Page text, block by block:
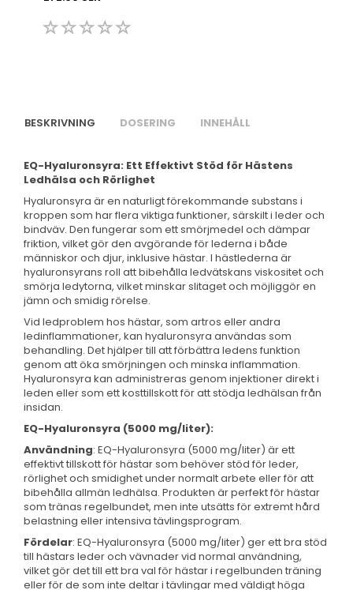
BESKRIVNING DOSERING INNEHÅLL
EQ-Hyaluronsyra: Ett Effektivt Stöd för Hästens
Ledhälsa och Rörlighet
Hyaluronsyra är en naturligt förekommande substans i
kroppen som har flera viktiga funktioner, särskilt i leder och
bindväv. Den fungerar som ett smörjmedel och dämpar
friktion, vilket gör den avgörande för lederna i både
människor och djur, inklusive hästar. I hästlederna är
hyaluronsyrans roll att bibehålla ledvätskans viskositet och
smörja ledytorna, vilket minskar slitaget och möjliggör en
jämn och smidig rörelse.
Vid ledproblem hos hästar, som artros eller andra
ledinflammationer, kan hyaluronsyra användas som
behandling. Det hjälper till att förbättra ledens funktion
genom att öka smörjningen och minska inflammation.
Hyaluronsyra kan administreras genom injektioner direkt i
leden eller som ett kosttillskott för att stödja ledhälsan från
insidan.
EQ-Hyaluronsyra (5000 mg/liter):
Användning: EQ-Hyaluronsyra (5000 mg/liter) är ett
effektivt tillskott för hästar som behöver stöd för leder,
rörlighet och smidighet under normalt arbete eller för att
bibehålla allmän ledhälsa. Produkten är perfekt för hästar
som tränas regelbundet, men inte utsätts för extremt hård
belastning eller intensiva tävlingsprogram.
Fördelar: EQ-Hyaluronsyra (5000 mg/liter) ger ett bra stöd
till hästars leder och vävnader vid normal användning,
vilket gör det till ett bra val för hästar i regelbunden träning
eller för de som inte deltar i tävlingar med väldigt höga